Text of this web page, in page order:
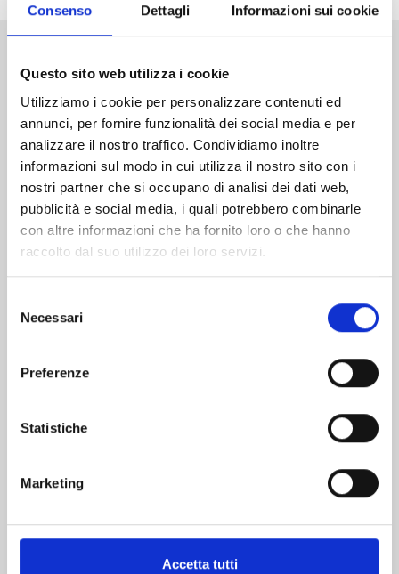
Consenso Dettagli Informazioni sui cookie
Questo sito web utilizza i cookie
Utilizziamo i cookie per personalizzare contenuti ed
annunci, per fornire funzionalità dei social media e per
analizzare il nostro traffico. Condividiamo inoltre
informazioni sul modo in cui utilizza il nostro sito con i
nostri partner che si occupano di analisi dei dati web,
pubblicità e social media, i quali potrebbero combinarle
con altre informazioni che ha fornito loro o che hanno
raccolto dal suo utilizzo dei loro servizi.
delNecessari
Preferenze
Statistiche
Marketing
Accetta tutti
Altri volumi della serie